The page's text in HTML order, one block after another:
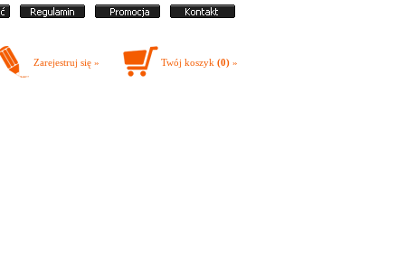
Zarejestruj się » Twój koszyk (0) »